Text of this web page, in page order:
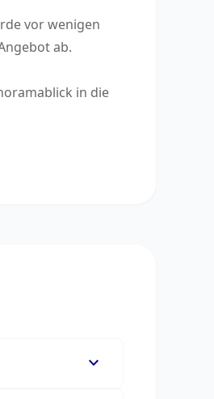
vor wenigen
ab.
in die
expand_more